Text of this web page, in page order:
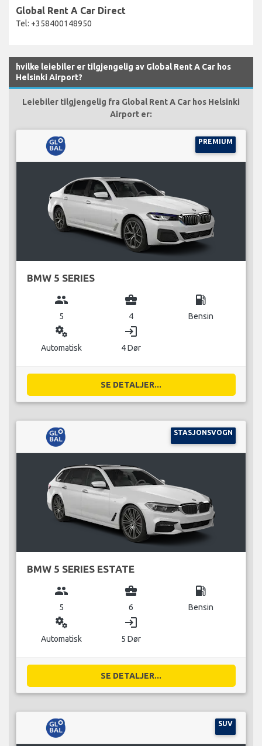
Global Rent A Car Direct
Tel: +358400148950
hvilke leiebiler er tilgjengelig av Global Rent A Car hos
Helsinki Airport?
Leiebiler tilgjengelig fra Global Rent A Car hos Helsinki
Airport er:
PREMIUM
BMW 5 SERIES
group
5
business_center
4
local_gas_station
Bensin
miscellaneous_services
Automatisk
login
4 Dør
SE DETALJER...
STASJONSVOGN
BMW 5 SERIES ESTATE
group
5
business_center
6
local_gas_station
Bensin
miscellaneous_services
Automatisk
login
5 Dør
SE DETALJER...
SUV